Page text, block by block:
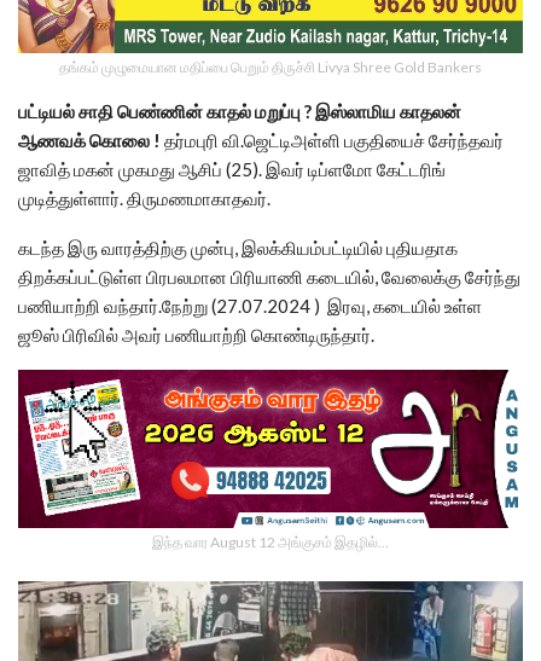
தங்கம் முழுமையான மதிப்பை பெறும் திருச்சி Livya Shree Gold Bankers
பட்டியல் சாதி பெண்ணின் காதல் மறுப்பு ? இஸ்லாமிய காதலன்
ஆணவக் கொலை ! தர்மபுரி வி.ஜெட்டிஅள்ளி பகுதியைச் சேர்ந்தவர்
ஜாவித் மகன் முகமது ஆசிப் (25). இவர் டிப்ளமோ கேட்டரிங்
முடித்துள்ளார். திருமணமாகாதவர்.
கடந்த இரு வாரத்திற்கு முன்பு, இலக்கியம்பட்டியில் புதியதாக
திறக்கப்பட்டுள்ள பிரபலமான பிரியாணி கடையில், வேலைக்கு சேர்ந்து
பணியாற்றி வந்தார்.நேற்று (27.07.2024 ) இரவு, கடையில் உள்ள
ஜூஸ் பிரிவில் அவர் பணியாற்றி கொண்டிருந்தார்.
இந்த வார August 12 அங்குசம் இதழில்…